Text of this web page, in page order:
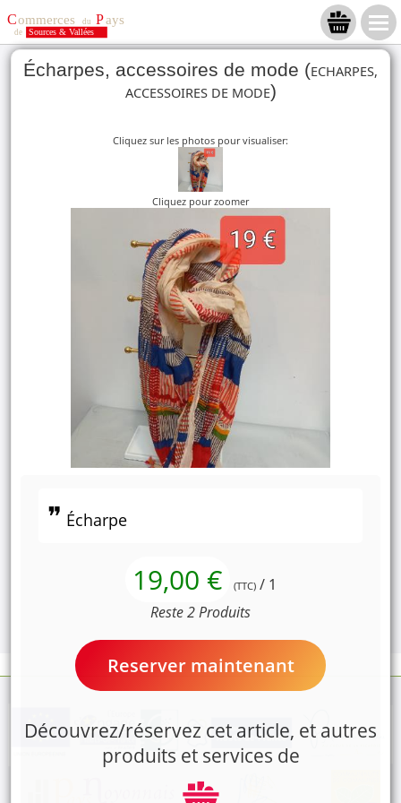
Écharpes, accessoires de mode (ECHARPES,
ACCESSOIRES DE MODE)
Cliquez sur les photos pour visualiser:
Cliquez pour zoomer
Écharpe
19,00 € (TTC) / 1
Reste 2 Produits
Reserver maintenant
Découvrez/réservez cet article, et autres
produits et services de